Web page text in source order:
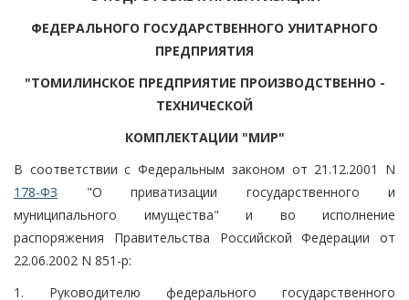
ФЕДЕРАЛЬНОГО ГОСУДАРСТВЕННОГО УНИТАРНОГО
ПРЕДПРИЯТИЯ
"ТОМИЛИНСКОЕ ПРЕДПРИЯТИЕ ПРОИЗВОДСТВЕННО -
ТЕХНИЧЕСКОЙ
КОМПЛЕКТАЦИИ "МИР"
В соответствии с Федеральным законом от 21.12.2001 N
178-ФЗ "О приватизации государственного и
муниципального имущества" и во исполнение
распоряжения Правительства Российской Федерации от
22.06.2002 N 851-р:
1. Руководителю федерального государственного